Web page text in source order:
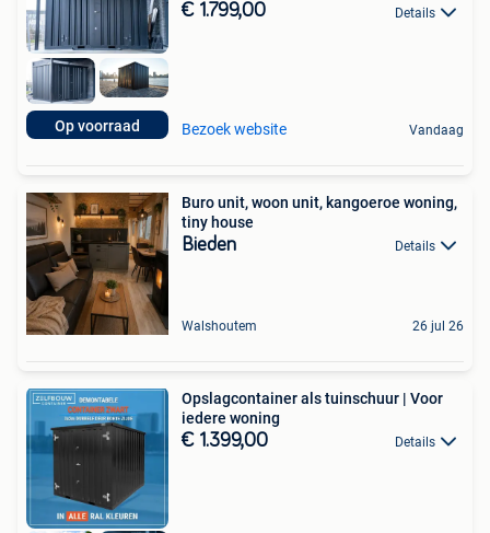
Op voorraad
€ 1.799,00 Details
Bezoek website Vandaag
Buro unit, woon unit, kangoeroe woning,
tiny house
Bieden Details
Walshoutem 26 jul 26
Opslagcontainer als tuinschuur | Voor
iedere woning
€ 1.399,00 Details